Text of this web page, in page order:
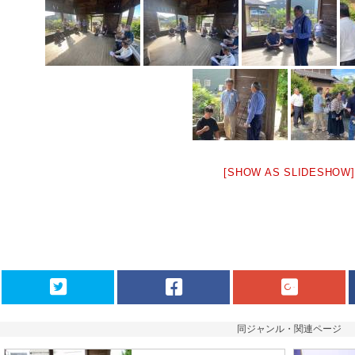
[SHOW AS SLIDESHOW]
同ジャンル・関連ページ